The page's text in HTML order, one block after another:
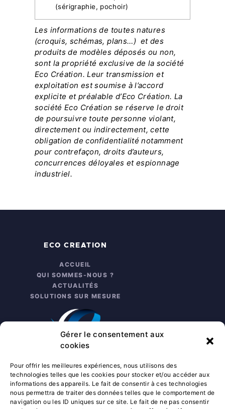
Gérer le consentement aux
cookies
Pour offrir les meilleures expériences, nous utilisons des
technologies telles que les cookies pour stocker et/ou accéder aux
informations des appareils. Le fait de consentir à ces technologies
nous permettra de traiter des données telles que le comportement de
navigation ou les ID uniques sur ce site. Le fait de ne pas consentir
(sérigraphie, pochoir)
Les informations de toutes natures
(croquis, schémas, plans…) et des
produits de modèles déposés ou non,
sont la propriété exclusive de la société
Eco Création. Leur transmission et
exploitation est soumise à l’accord
explicite et préalable d’Eco Création. La
société Eco Création se réserve le droit
de poursuivre toute personne violant,
directement ou indirectement, cette
obligation de confidentialité notamment
pour contrefaçon, droits d’auteurs,
concurrences déloyales et espionnage
industriel.
ECO CREATION
ACCUEIL
QUI SOMMES-NOUS ?
ACTUALITÉS
SOLUTIONS SUR MESURE
INFO PRATIQUES